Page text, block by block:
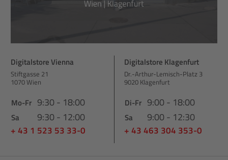
Digitalstore Vienna
Stiftgasse 21
1070 Wien
Mo-Fr 9:30 - 18:00
Sa 9:30 - 12:00
+ 43 1 523 53 33-0
Digitalstore Klagenfurt
Dr.-Arthur-Lemisch-Platz 3
9020 Klagenfurt
Di-Fr 9:00 - 18:00
Sa 9:00 - 12:30
+ 43 463 304 353-0